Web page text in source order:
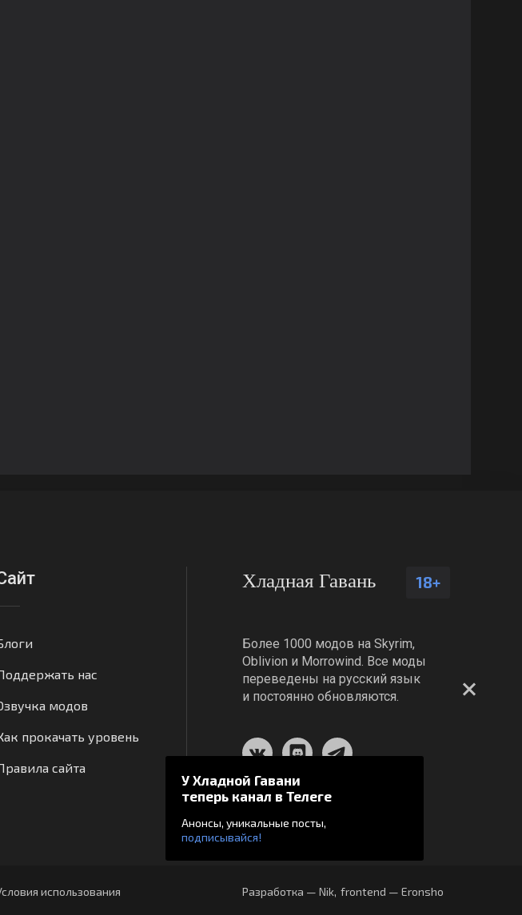
У Хладной Гавани
теперь канал в Телеге
Анонсы, уникальные посты,
подписывайся!
нас
модов
прокачать уровень
сайта
Хладная Гавань 18+
Более 1000 модов на Skyrim,
Oblivion и Morrowind. Все моды
переведены на русский язык
и постоянно обновляются.
использования Разработка — Nik, frontend — Eronsho